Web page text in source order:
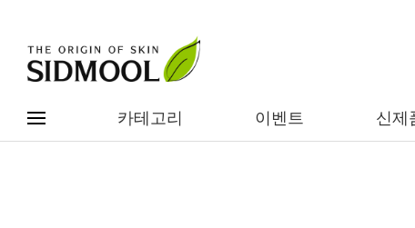
카테고리 이벤트 신제